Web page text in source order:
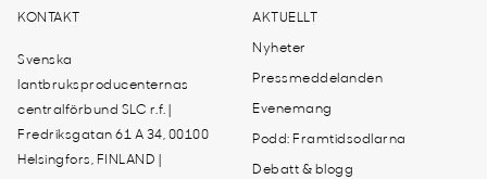
KONTAKT
Svenska
lantbruksproducenternas
centralförbund SLC r.f. |
Fredriksgatan 61 A 34, 00100
Helsingfors, FINLAND |
AKTUELLT
Nyheter
Pressmeddelanden
Evenemang
Podd: Framtidsodlarna
Debatt & blogg